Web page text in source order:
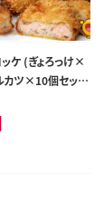
ケ (ぎょろっけ×
ツ×10個セット |